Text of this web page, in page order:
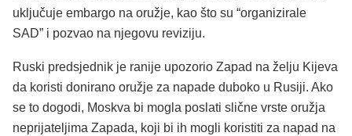
uključuje embargo na oružje, kao što su “organizirale
SAD” i pozvao na njegovu reviziju.
Ruski predsjednik je ranije upozorio Zapad na želju Kijeva
da koristi donirano oružje za napade duboko u Rusiji. Ako
se to dogodi, Moskva bi mogla poslati slične vrste oružja
neprijateljima Zapada, koji bi ih mogli koristiti za napad na